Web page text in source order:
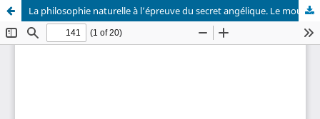
La philosophie naturelle à l’épreuve du secret angélique. Le mouvement local et la structure du continu selon Thomas d’Aquin Jean Duns Scot et Grégoire de Rimini